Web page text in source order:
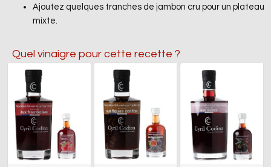
Quel vinaigre pour cette recette ?
Ajoutez quelques tranches de jambon cru pour un plateau
mixte.